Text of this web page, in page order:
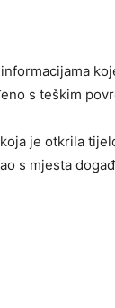
s teškim
je otkrila
s mjesta